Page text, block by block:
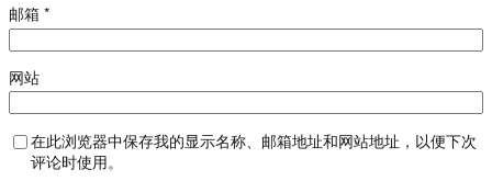
邮箱 *
网站
在此浏览器中保存我的显示名称、邮箱地址和网站地址，以便下次
评论时使用。